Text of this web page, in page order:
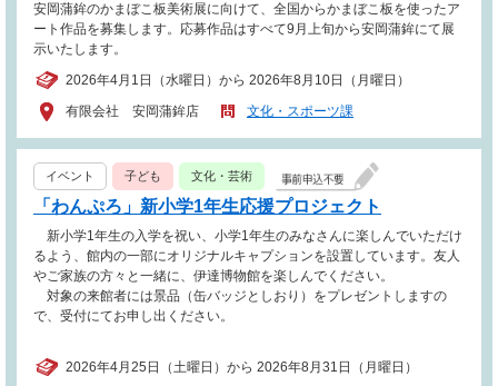
安岡蒲鉾のかまぼこ板美術展に向けて、全国からかまぼこ板を使ったア
ート作品を募集します。応募作品はすべて9月上旬から安岡蒲鉾にて展
示いたします。
2026年4月1日（水曜日）から 2026年8月10日（月曜日）
有限会社 安岡蒲鉾店
文化・スポーツ課
イベント 子ども 文化・芸術
「わんぷろ」新小学1年生応援プロジェクト
新小学1年生の入学を祝い、小学1年生のみなさんに楽しんでいただけ
るよう、館内の一部にオリジナルキャプションを設置しています。友人
やご家族の方々と一緒に、伊達博物館を楽しんでください。
対象の来館者には景品（缶バッジとしおり）をプレゼントしますの
で、受付にてお申し出ください。
2026年4月25日（土曜日）から 2026年8月31日（月曜日）